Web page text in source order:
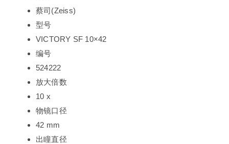
蔡司(Zeiss)
型号
VICTORY SF 10×42
编号
524222
放大倍数
10 x
物镜口径
42 mm
出瞳直径